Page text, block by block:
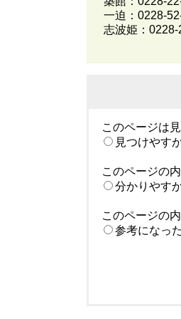
一迫：0228-
志波姫：
このページは
見つけやす
このページの
分かりやす
このページの
参考になった